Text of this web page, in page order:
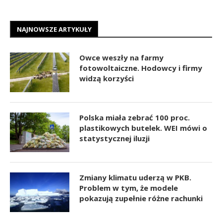
NAJNOWSZE ARTYKUŁY
Owce weszły na farmy
fotowoltaiczne. Hodowcy i firmy
widzą korzyści
Polska miała zebrać 100 proc.
plastikowych butelek. WEI mówi o
statystycznej iluzji
Zmiany klimatu uderzą w PKB.
Problem w tym, że modele
pokazują zupełnie różne rachunki